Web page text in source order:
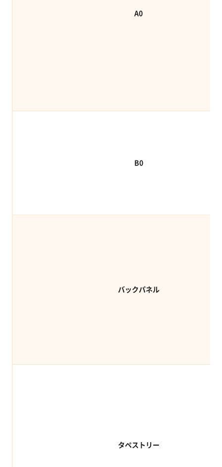
A0
B0
バックパネル
タペストリー